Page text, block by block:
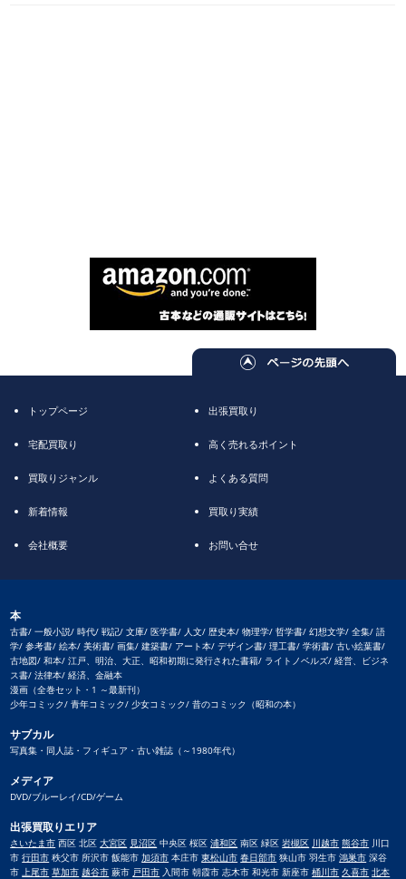
トップページ 出張買取り
宅配買取り 高く売れるポイント
買取りジャンル よくある質問
新着情報 買取り実績
会社概要 お問い合せ
本
古書/ 一般小説/ 時代/ 戦記/ 文庫/ 医学書/ 人文/ 歴史本/ 物理学/ 哲学書/ 幻想文学/ 全集/ 語
学/ 参考書/ 絵本/ 美術書/ 画集/ 建築書/ アート本/ デザイン書/ 理工書/ 学術書/ 古い絵葉書/
古地図/ 和本/ 江戸、明治、大正、昭和初期に発行された書籍/ ライトノベルズ/ 経営、ビジネ
ス書/ 法律本/ 経済、金融本
漫画（全巻セット・1 ～最新刊）
少年コミック/ 青年コミック/ 少女コミック/ 昔のコミック（昭和の本）
サブカル
写真集・同人誌・フィギュア・古い雑誌（～1980年代）
メディア
DVD/ブルーレイ/CD/ゲーム
出張買取りエリア
さいたま市 西区 北区大宮区 見沼区 中央区 桜区浦和区 南区 緑区岩槻区 川越市 熊谷市 川口
市行田市 秩父市 所沢市 飯能市加須市 本庄市東松山市 春日部市 狭山市 羽生市鴻巣市 深谷
市上尾市 草加市 越谷市 蕨市 戸田市 入間市 朝霞市 志木市 和光市 新座市桶川市 久喜市 北本